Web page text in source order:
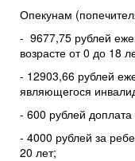
Опекунам
- 9677,75 рублей
возрасте от 0 до 18
- 12903,66 рублей
являющегося
- 600 рублей
- 4000 рублей за
20 лет;